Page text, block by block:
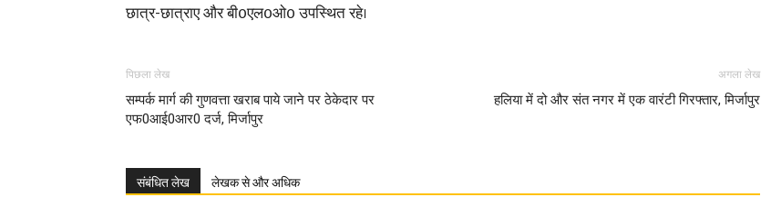
छात्र-छात्राए और बी0एल0ओ0 उपस्थित रहे।
पिछला लेख
सम्पर्क मार्ग की गुणवत्ता खराब पाये जाने पर ठेकेदार पर
एफ0आई0आर0 दर्ज, मिर्जापुर
अगला लेख
हलिया में दो और संत नगर में एक वारंटी गिरफ्तार, मिर्जापुर
संबंधित लेख लेखक से और अधिक